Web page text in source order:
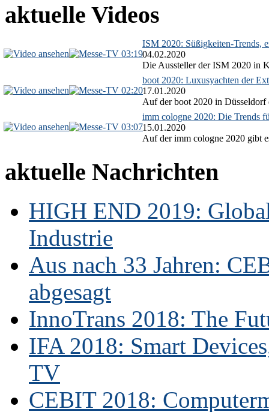
aktuelle Videos
03:19
ISM 2020: Süßigkeiten-Trends,
04.02.2020
Die Aussteller der ISM 2020 in
02:20
boot 2020: Luxusyachten der
17.01.2020
Auf der boot 2020 in Düsseldorf
03:07
imm cologne 2020: Die Trends
15.01.2020
Auf der imm cologne 2020 gibt
aktuelle Nachrichten
HIGH END 2019:
Industrie
Aus nach 33 Jahren:
abgesagt
InnoTrans 2018: The
IFA 2018: Smart
TV
CEBIT 2018: